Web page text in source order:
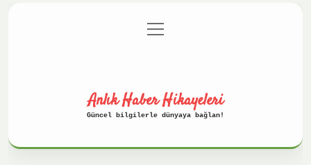
Gizlilik Politikası
menüyü
aç
Anlık Haber Hikayeleri
Güncel bilgilerle dünyaya bağlan!